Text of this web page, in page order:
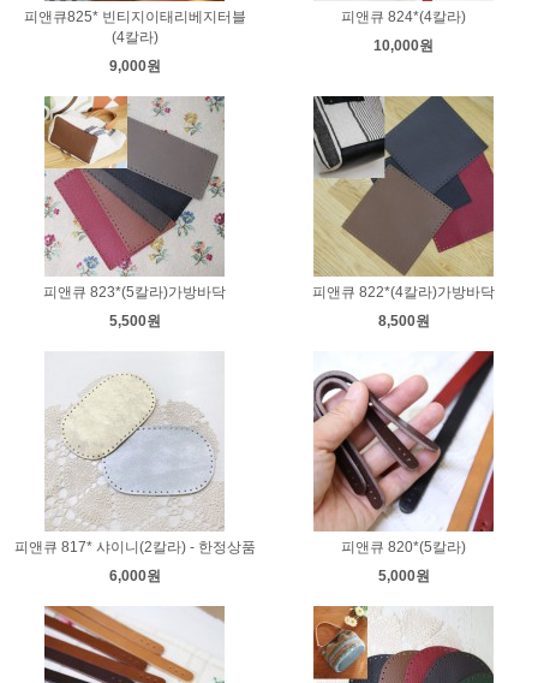
피앤큐825* 빈티지이태리베지터블
(4칼라)
9,000원
피앤큐 824*(4칼라)
10,000원
피앤큐 823*(5칼라)가방바닥
5,500원
피앤큐 822*(4칼라)가방바닥
8,500원
피앤큐 817* 샤이니(2칼라) - 한정상품
6,000원
피앤큐 820*(5칼라)
5,000원